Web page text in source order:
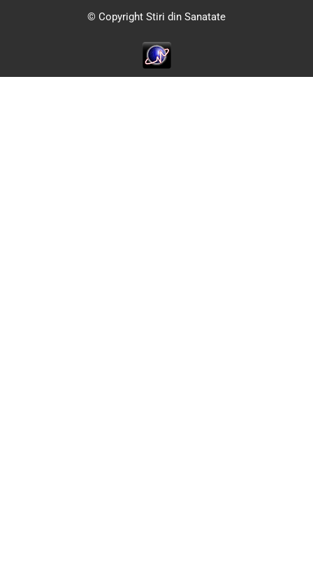
© Copyright Stiri din Sanatate